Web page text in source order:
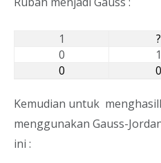
1 ?
0
1
0
0
Kemudian untuk
menggunakan Gauss-
ini :